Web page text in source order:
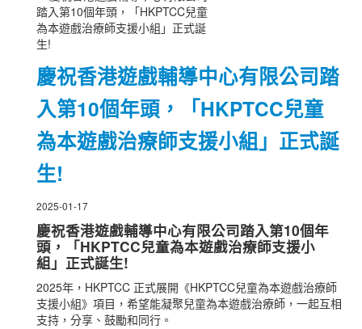
慶祝香港遊戲輔導中心有限公司踏
入第10個年頭，「HKPTCC兒童
為本遊戲治療師支援小組」正式誕
生!
2025-01-17
慶祝香港遊戲輔導中心有限公司踏入第10個年
頭，「HKPTCC兒童為本遊戲治療師支援小
組」正式誕生!
2025年，HKPTCC 正式展開《HKPTCC兒童為本遊戲治療師
支援小組》項目，希望能凝聚兒童為本遊戲治療師，一起互相
支持，分享、鼓勵和同行。